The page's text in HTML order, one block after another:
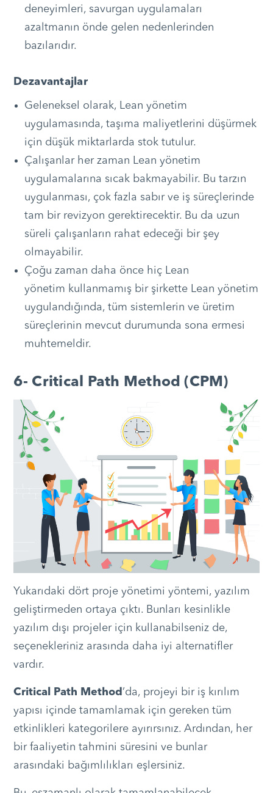
deneyimleri, savurgan uygulamaları
azaltmanın önde gelen nedenlerinden
bazılarıdır.
Dezavantajlar
Geleneksel olarak, Lean yönetim
uygulamasında, taşıma maliyetlerini düşürmek
için düşük miktarlarda stok tutulur.
Çalışanlar her zaman Lean yönetim
uygulamalarına sıcak bakmayabilir. Bu tarzın
uygulanması, çok fazla sabır ve iş süreçlerinde
tam bir revizyon gerektirecektir. Bu da uzun
süreli çalışanların rahat edeceği bir şey
olmayabilir.
Çoğu zaman daha önce hiç Lean
yönetim kullanmamış bir şirkette Lean yönetim
uygulandığında, tüm sistemlerin ve üretim
süreçlerinin mevcut durumunda sona ermesi
muhtemeldir.
6- Critical Path Method (CPM)
Yukarıdaki dört proje yönetimi yöntemi, yazılım
geliştirmeden ortaya çıktı. Bunları kesinlikle
yazılım dışı projeler için kullanabilseniz de,
seçenekleriniz arasında daha iyi alternatifler
vardır.
Critical Path Method ’da, projeyi bir iş kırılım
yapısı içinde tamamlamak için gereken tüm
etkinlikleri kategorilere ayırırsınız. Ardından, her
bir faaliyetin tahmini süresini ve bunlar
arasındaki bağımlılıkları eşlersiniz.